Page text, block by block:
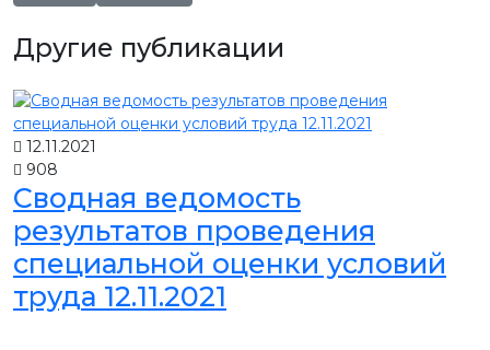
Другие публикации
12.11.2021
908
Сводная ведомость
результатов проведения
специальной оценки условий
труда 12.11.2021